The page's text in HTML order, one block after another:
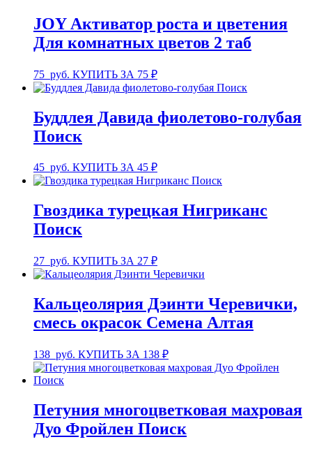
JOY Активатор роста и цветения
Для комнатных цветов 2 таб
75 руб. КУПИТЬ ЗА 75 ₽
Буддлея Давида фиолетово-голубая
Поиск
45 руб. КУПИТЬ ЗА 45 ₽
Гвоздика турецкая Нигриканс
Поиск
27 руб. КУПИТЬ ЗА 27 ₽
Кальцеолярия Дэинти Черевички,
смесь окрасок Семена Алтая
138 руб. КУПИТЬ ЗА 138 ₽
Петуния многоцветковая махровая
Дуо Фройлен Поиск